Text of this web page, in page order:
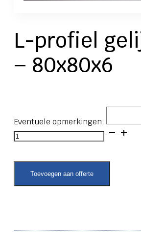
L-profiel
– 80x80x6
Eventuele opmerkingen:
L-
profiel
-
80x80x6
aantal
Toevoegen aan offerte